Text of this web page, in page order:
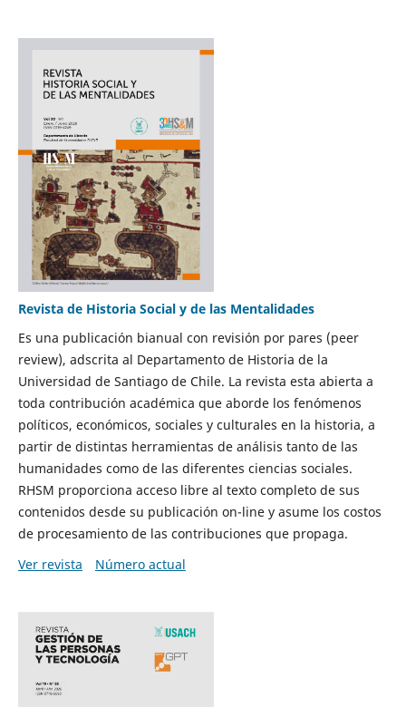
Revista de Historia Social y de las Mentalidades
Es una publicación bianual con revisión por pares (peer
review), adscrita al Departamento de Historia de la
Universidad de Santiago de Chile. La revista esta abierta a
toda contribución académica que aborde los fenómenos
políticos, económicos, sociales y culturales en la historia, a
partir de distintas herramientas de análisis tanto de las
humanidades como de las diferentes ciencias sociales.
RHSM proporciona acceso libre al texto completo de sus
contenidos desde su publicación on-line y asume los costos
de procesamiento de las contribuciones que propaga.
Ver revista
Número actual